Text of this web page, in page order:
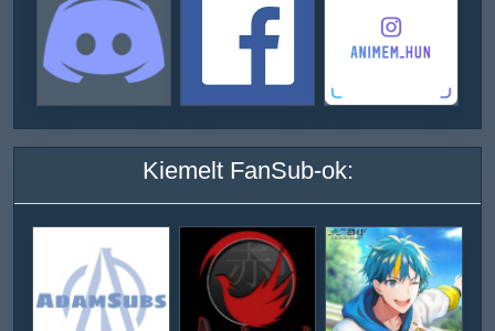
Kiemelt FanSub-ok: